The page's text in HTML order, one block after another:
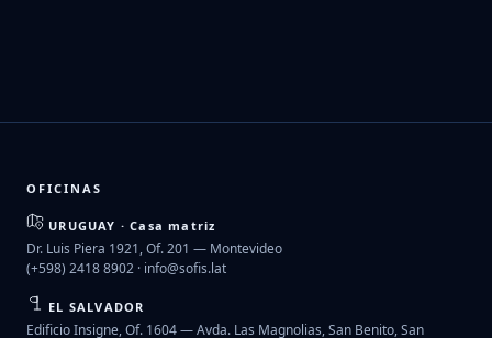
OFICINAS
URUGUAY · Casa matriz
Dr. Luis Piera 1921, Of. 201 — Montevideo
(+598) 2418 8902 · info@sofis.lat
EL SALVADOR
Edificio Insigne, Of. 1604 — Avda. Las Magnolias, San Benito, San